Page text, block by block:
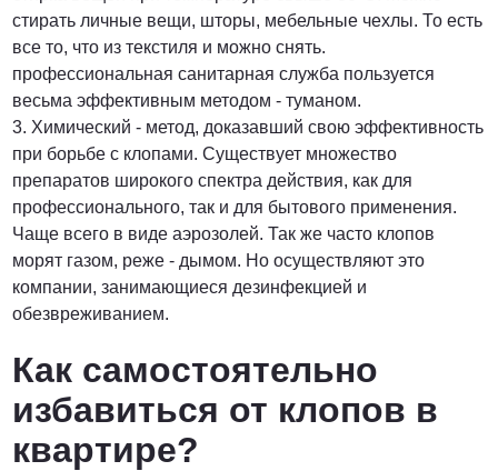
стирать личные вещи, шторы, мебельные чехлы. То есть
все то, что из текстиля и можно снять.
профессиональная санитарная служба пользуется
весьма эффективным методом - туманом.
3. Химический - метод, доказавший свою эффективность
при борьбе с клопами. Существует множество
препаратов широкого спектра действия, как для
профессионального, так и для бытового применения.
Чаще всего в виде аэрозолей. Так же часто клопов
морят газом, реже - дымом. Но осуществляют это
компании, занимающиеся дезинфекцией и
обезвреживанием.
Как самостоятельно
избавиться от клопов в
квартире?